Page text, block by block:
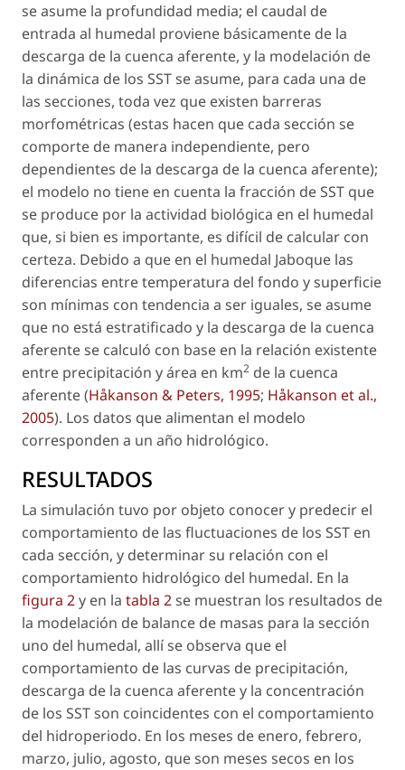
se asume la profundidad media; el caudal de
entrada al humedal proviene básicamente de la
descarga de la cuenca aferente, y la modelación de
la dinámica de los SST se asume, para cada una de
las secciones, toda vez que existen barreras
morfométricas (estas hacen que cada sección se
comporte de manera independiente, pero
dependientes de la descarga de la cuenca aferente);
el modelo no tiene en cuenta la fracción de SST que
se produce por la actividad biológica en el humedal
que, si bien es importante, es difícil de calcular con
certeza. Debido a que en el humedal Jaboque las
diferencias entre temperatura del fondo y superficie
son mínimas con tendencia a ser iguales, se asume
que no está estratificado y la descarga de la cuenca
aferente se calculó con base en la relación existente
entre precipitación y área en km2 de la cuenca
aferente (Håkanson & Peters, 1995; Håkanson et al.,
2005). Los datos que alimentan el modelo
corresponden a un año hidrológico.
RESULTADOS
La simulación tuvo por objeto conocer y predecir el
comportamiento de las fluctuaciones de los SST en
cada sección, y determinar su relación con el
comportamiento hidrológico del humedal. En la
figura 2y en la tabla 2se muestran los resultados de
la modelación de balance de masas para la sección
uno del humedal, allí se observa que el
comportamiento de las curvas de precipitación,
descarga de la cuenca aferente y la concentración
de los SST son coincidentes con el comportamiento
del hidroperiodo. En los meses de enero, febrero,
marzo, julio, agosto, que son meses secos en los